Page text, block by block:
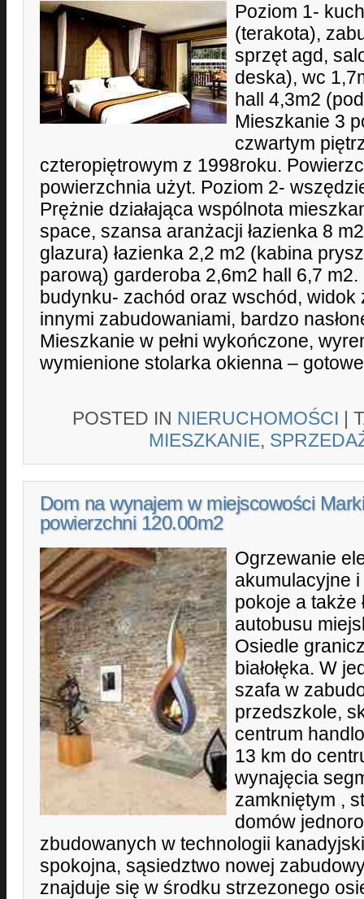
Poziom 1-
(terakota),
sprzęt agd,
deska), wc
hall 4,3m2
Mieszkanie 3
czwartym
czteropiętrowym z 1998roku.
powierzchnia użyt. Poziom 2-
Prężnie działająca wspólnota
space, szansa aranżacji łazienka 8
glazura) łazienka 2,2 m2 (kabina
parową) garderoba 2,6m2 hall 6,7
budynku- zachód oraz wschód, widok
innymi zabudowaniami, bardzo
Mieszkanie w pełni wykończone,
wymienione stolarka okienna –
POSTED IN NIERUCHOMOŚCI |
MIESZKANIE,
Dom na wynajem w miejscowości
powierzchni 120.00m2
Ogrzewanie
akumulacyjne
pokoje a także
autobusu
Osiedle
białołęka. W
szafa w
przedszkole,
centrum
13 km do
wynajęcia
zamkniętym ,
domów
zbudowanych w technologii
spokojna, sąsiedztwo nowej
znajduje się w środku strzezonego